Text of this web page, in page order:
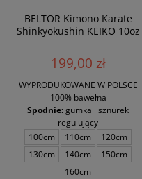
BELTOR Kimono Karate
Shinkyokushin KEIKO 10oz
199,00 zł
WYPRODUKOWANE W POLSCE
100% bawełna
Spodnie:gumka i sznurek
regulujący
100cm
110cm
120cm
130cm
140cm
150cm
160cm